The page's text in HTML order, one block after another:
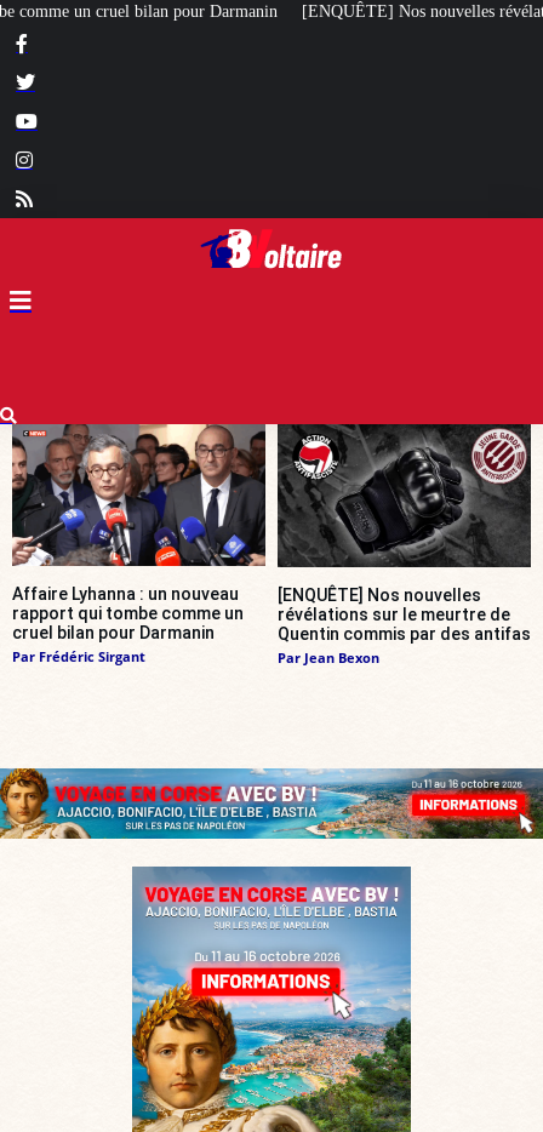
[ENQUÊTE] Nos nouvelles révélations sur le meurtre de Quentin
Affaire Lyhanna : un nouveau
rapport qui tombe comme un
cruel bilan pour Darmanin
Par Frédéric Sirgant
[ENQUÊTE] Nos nouvelles
révélations sur le meurtre de
Quentin commis par des antifas
Par Jean Bexon